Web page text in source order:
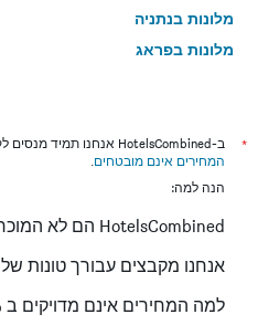
מלונות בנתניה
מלונות בפראג
מלונות בניו יורק
מלונות בבנגקוק
מלונות בבוקרשט
מלונות בפאפוס
מלונות בלימסול
*
ב-HotelsCombined אנחנו תמיד מנסים לקבל ולהציג תמחור מדויק, עם זאת,
המחירים אינם מובטחים.
הנה למה:
HotelsCombined הם לא המוכר
אנחנו מקבצים עבורך טונות של
למה המחירים אינם מדויקים ב 100%?